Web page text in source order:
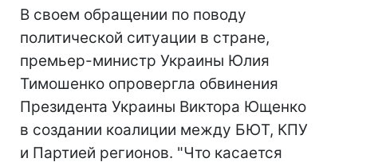
В своем обращении по поводу
политической ситуации в стране,
премьер-министр Украины Юлия
Тимошенко опровергла обвинения
Президента Украины Виктора Ющенко
в создании коалиции между БЮТ, КПУ
и Партией регионов. "Что касается